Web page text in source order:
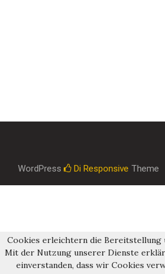
WordPress Di Responsive Theme
Cookies erleichtern die Bereitstellung
Mit der Nutzung unserer Dienste
einverstanden, dass wir Cookies